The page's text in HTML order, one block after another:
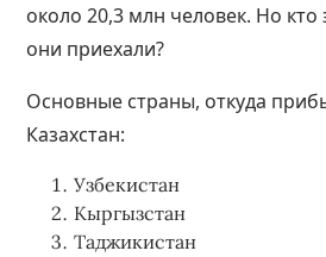
около 20,3 млн человек. Но кто
они приехали?
Основные страны, откуда
Казахстан:
Узбекистан
Кыргызстан
Таджикистан